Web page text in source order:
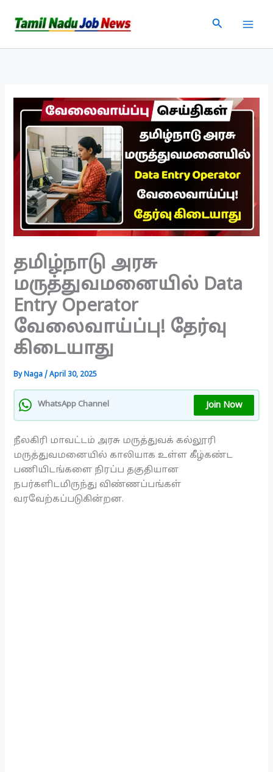
Search
தமிழ்நாடு அரசு
மருத்துவமனையில் Data
Entry Operator
வேலைவாய்ப்பு! தேர்வு
கிடையாது
ByNaga/April 30, 2025
WhatsApp Channel Join Now
நீலகிரி மாவட்டம் அரசு மருத்துவக் கல்லூரி
மருத்துவமனையில் காலியாக உள்ள கீழ்கண்ட
பணியிடங்களை நிரப்ப தகுதியான
நபர்களிடமிருந்து விண்ணப்பங்கள்
வரவேற்கப்படுகின்றன.